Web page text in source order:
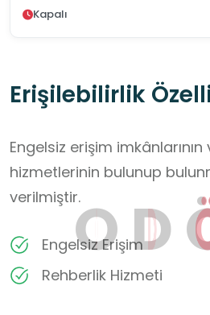
OD
Kapalı
Erişilebilirlik
Engelsiz erişim
hizmetlerinin bulunup
verilmiştir.
Engelsiz Erişim
Rehberlik Hizmeti